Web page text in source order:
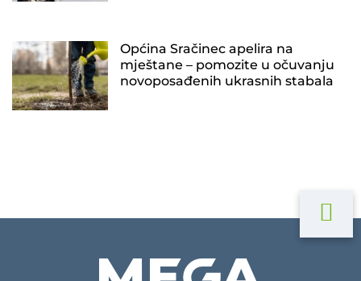
Općina Sračinec apelira na
mještane – pomozite u očuvanju
novoposađenih ukrasnih stabala